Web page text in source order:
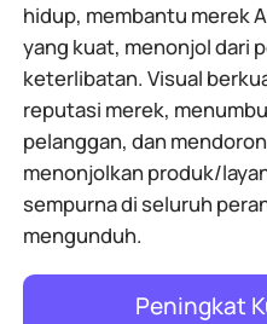
hidup, membantu merek
yang kuat, menonjol dari
keterlibatan. Visual
reputasi merek,
pelanggan, dan
menonjolkan produk/
sempurna di seluruh
mengunduh.
Peningkat